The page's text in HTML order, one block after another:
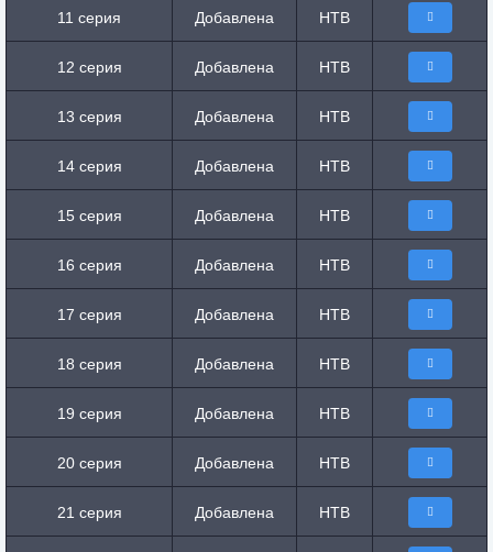
11 серия Добавлена НТВ
12 серия Добавлена НТВ
13 серия Добавлена НТВ
14 серия Добавлена НТВ
15 серия Добавлена НТВ
16 серия Добавлена НТВ
17 серия Добавлена НТВ
18 серия Добавлена НТВ
19 серия Добавлена НТВ
20 серия Добавлена НТВ
21 серия Добавлена НТВ